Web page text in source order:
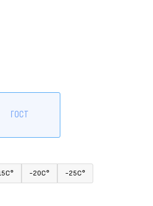
ГОСТ
-20С° -25С°